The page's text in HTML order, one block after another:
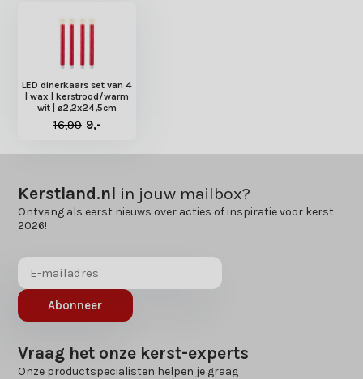
LED dinerkaars set van 4
| wax | kerstrood/warm
wit | ø2,2x24,5cm
16,99 9,-
Kerstland.nl in jouw mailbox?
Ontvang als eerst nieuws over acties of inspiratie voor kerst
2026!
Abonneer
Vraag het onze kerst-experts
Onze productspecialisten helpen je graag